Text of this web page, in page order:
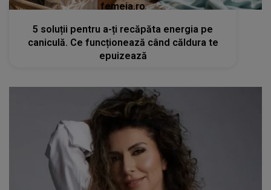
femeia.ro
5 soluții pentru a-ți recăpăta energia pe
caniculă. Ce funcționează când căldura te
epuizează